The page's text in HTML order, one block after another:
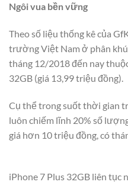
Ngôi vua bền vững
Theo số liệu thống kê của
trường Việt Nam ở phân
tháng 12/2018 đến nay
32GB (giá 13,99 triệu đồng).
Cụ thể trong suốt thời gian
luôn chiếm lĩnh 20% số
giá hơn 10 triệu đồng, có
iPhone 7 Plus 32GB liên tục